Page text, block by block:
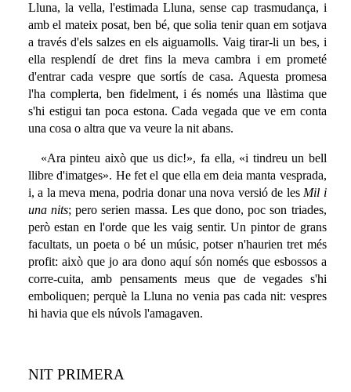
Lluna, la vella, l'estimada Lluna, sense cap trasmudança, i
amb el mateix posat, ben bé, que solia tenir quan em sotjava
a través d'els salzes en els aiguamolls. Vaig tirar-li un bes, i
ella resplendí de dret fins la meva cambra i em prometé
d'entrar cada vespre que sortís de casa. Aquesta promesa
l'ha complerta, ben fidelment, i és només una llàstima que
s'hi estigui tan poca estona. Cada vegada que ve em conta
una cosa o altra que va veure la nit abans.
«Ara pinteu això que us dic!», fa ella, «i tindreu un bell
llibre d'imatges». He fet el que ella em deia manta vesprada,
i, a la meva mena, podria donar una nova versió de les Mil i
una nits; pero serien massa. Les que dono, poc son triades,
però estan en l'orde que les vaig sentir. Un pintor de grans
facultats, un poeta o bé un músic, potser n'haurien tret més
profit: això que jo ara dono aquí són només que esbossos a
corre-cuita, amb pensaments meus que de vegades s'hi
emboliquen; perquè la Lluna no venia pas cada nit: vespres
hi havia que els núvols l'amagaven.
NIT PRIMERA